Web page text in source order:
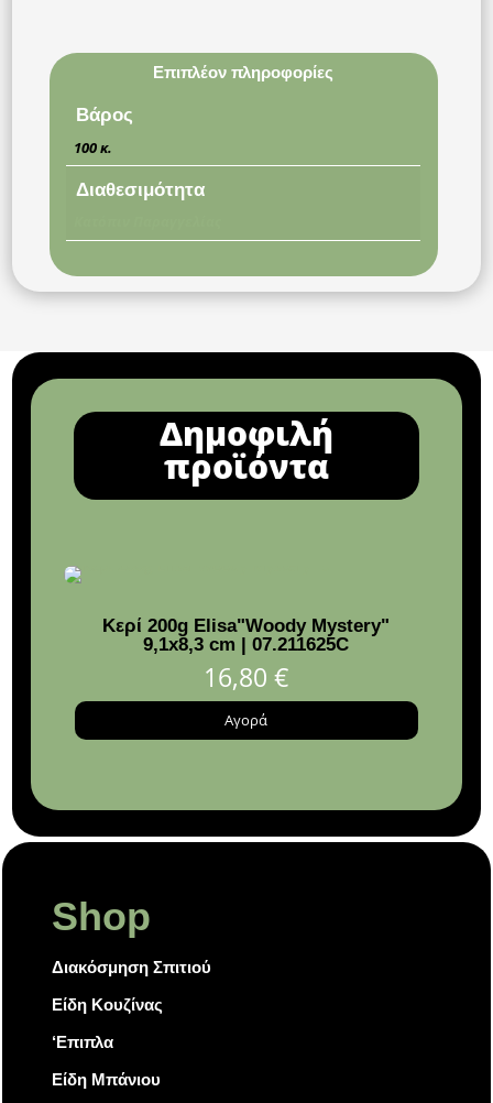
Επιπλέον πληροφορίες
Βάρος
100 κ.
Διαθεσιμότητα
Δημοφιλή
προϊόντα
Κερί 200g Elisa"Woody Mystery"
9,1x8,3 cm | 07.211625C
16,80 €
Αγορά
Shop
Διακόσμηση Σπιτιού
Είδη Κουζίνας
‘Επιπλα
Είδη Μπάνιου